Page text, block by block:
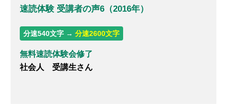
速読体験 受講者の声6（2016年）
分速540文字 →分速2600文字
無料速読体験会修了
社会人 受講生さん